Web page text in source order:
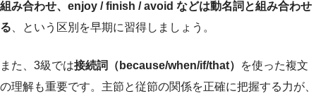
組み合わせ、enjoy / finish / avoid などは動名詞と組み合わせ
る 、という区別を早期に習得しましょう。
また、3級では接続詞（because/when/if/that）
を使った複文
の理解も重要です。主節と従節の関係を正確に把握する力が、